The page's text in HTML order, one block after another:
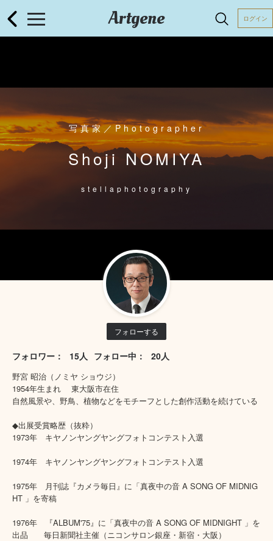
Artgene ログイン
写真家／Photographer
Shoji NOMIYA
stellaphotography
フォローする
フォロワー： 15人 フォロー中： 20人
野宮 昭治（ノミヤ ショウジ）
1954年生まれ 東大阪市在住
自然風景や、野鳥、植物などをモチーフとした創作活動を続けている
◆出展受賞略歴（抜粋）
1973年 キヤノンヤングヤングフォトコンテスト入選
1974年 キヤノンヤングヤングフォトコンテスト入選
1975年 月刊誌『カメラ毎日』に「真夜中の音 A SONG OF MIDNIG
HT 」を寄稿
1976年 『ALBUM'75』に「真夜中の音 A SONG OF MIDNIGHT 」を
出品 毎日新聞社主催（ニコンサロン銀座・新宿・大阪）